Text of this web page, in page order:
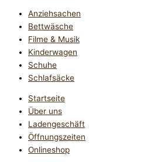
Anziehsachen
Bettwäsche
Filme & Musik
Kinderwagen
Schuhe
Schlafsäcke
Startseite
Über uns
Ladengeschäft
Öffnungszeiten
Onlineshop